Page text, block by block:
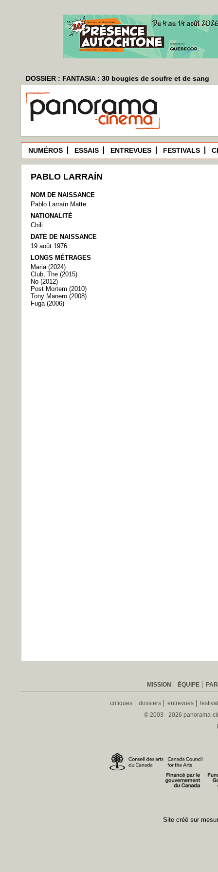
DOSSIER : FANTASIA : 30 bougies de soufre et de sang
NUMÉROS ESSAIS ENTREVUES FESTIVALS
PABLO LARRAÍN
NOM DE NAISSANCE
Pablo Larraín Matte
NATIONALITÉ
Chili
DATE DE NAISSANCE
19 août 1976
LONGS MÉTRAGES
Maria (2024)
Club, The (2015)
No (2012)
Post Mortem (2010)
Tony Manero (2008)
Fuga (2006)
MISSION ÉQUIPE
critiques dossiers entrevues
© 2003 - 2026 panorama-
Site créé sur